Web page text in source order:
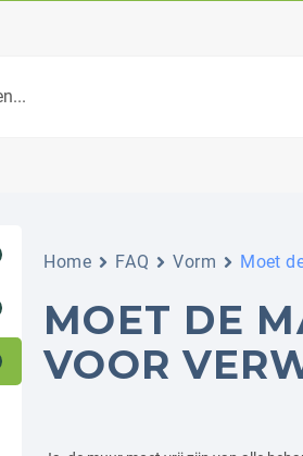
Home FAQ Vorm Moet
MOET DE
VOOR